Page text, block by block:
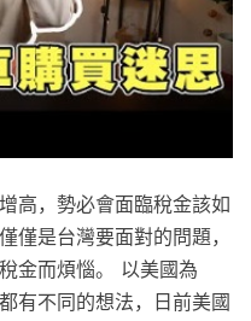
高，勢必會面臨稅金該如
僅是台灣要面對的問題，
金而煩惱。 以美國為
有不同的想法，日前美國